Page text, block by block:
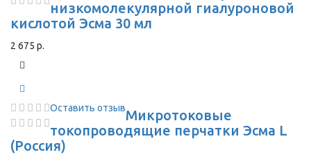
низкомолекулярной гиалуроновой
кислотой Эсма 30 мл
2 675 р.
Оставить отзывМикротоковые
токопроводящие перчатки Эсма L
(Россия)